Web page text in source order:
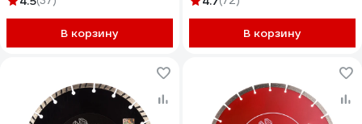
В корзину В корзину